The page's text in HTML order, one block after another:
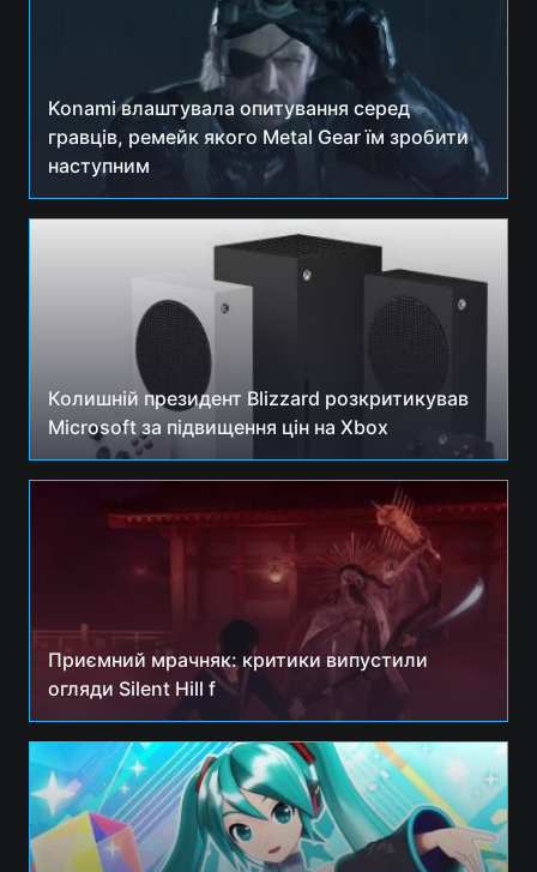
Konami влаштувала опитування серед
гравців, ремейк якого Metal Gear їм зробити
наступним
Колишній президент Blizzard розкритикував
Microsoft за підвищення цін на Xbox
Приємний мрачняк: критики випустили
огляди Silent Hill f